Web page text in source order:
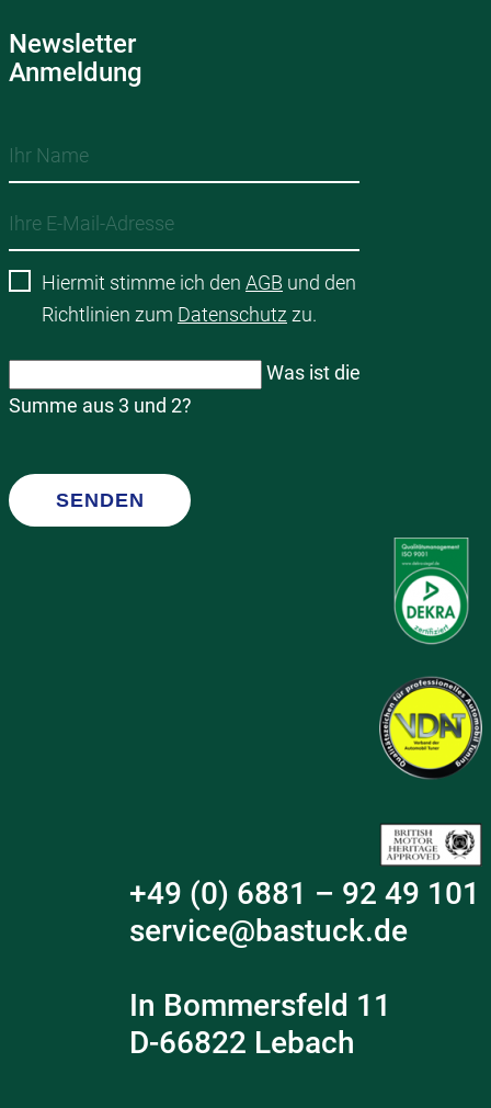
Newsletter
Anmeldung
Hiermit stimme ich den AGB und den
Richtlinien zum Datenschutz zu.
Was ist die
Summe aus 3 und 2?
SENDEN
+49 (0) 6881 – 92 49 101
service@bastuck.de
In Bommersfeld 11
D-66822 Lebach